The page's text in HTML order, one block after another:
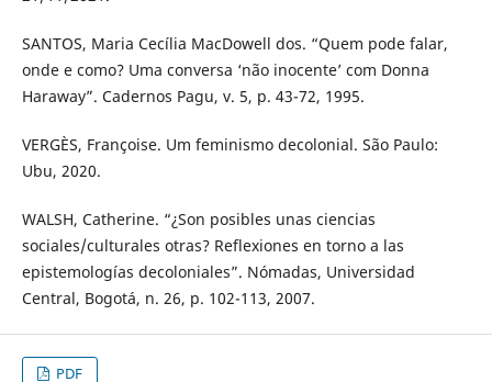
SANTOS, Maria Cecília MacDowell dos. “Quem pode falar,
onde e como? Uma conversa ‘não inocente’ com Donna
Haraway”. Cadernos Pagu, v. 5, p. 43-72, 1995.
VERGÈS, Françoise. Um feminismo decolonial. São Paulo:
Ubu, 2020.
WALSH, Catherine. “¿Son posibles unas ciencias
sociales/culturales otras? Reflexiones en torno a las
epistemologías decoloniales”. Nómadas, Universidad
Central, Bogotá, n. 26, p. 102-113, 2007.
PDF